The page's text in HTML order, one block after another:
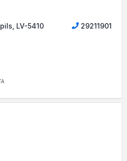
LV-5410 29211901